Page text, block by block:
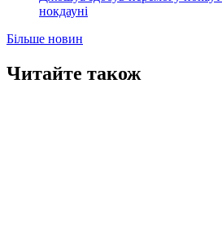
нокдауні
Більше новин
Читайте також